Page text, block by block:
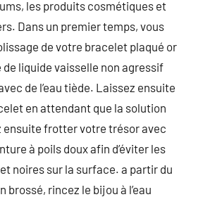
les produits cosmétiques et
Dans un premier temps, vous
de votre bracelet plaqué or
de liquide vaisselle non agressif
de l’eau tiède. Laissez ensuite
en attendant que la solution
ensuite frotter votre trésor avec
à poils doux afin d’éviter les
noires sur la surface. a partir du
brossé, rincez le bijou à l’eau